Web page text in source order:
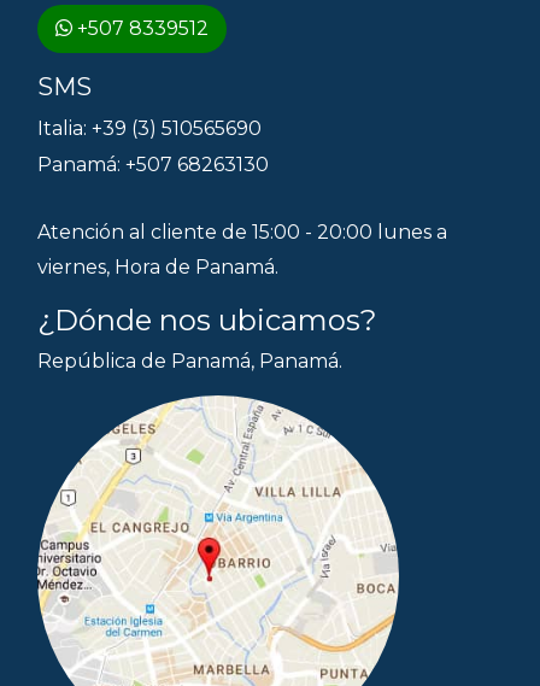
+507 8339512
SMS
Italia: +39 (3) 510565690
Panamá: +507 68263130
Atención al cliente de 15:00 - 20:00 lunes a
viernes, Hora de Panamá.
¿Dónde nos ubicamos?
República de Panamá, Panamá.